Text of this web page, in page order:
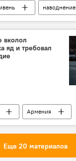
наводнение
вколол
яд и требовал
Армения
банк
Еще 20 материалов